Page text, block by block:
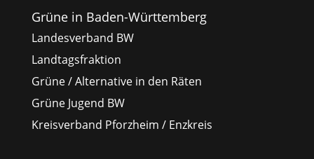
Grüne in Baden-Württemberg
Landesverband BW
Landtagsfraktion
Grüne / Alternative in den Räten
Grüne Jugend BW
Kreisverband Pforzheim / Enzkreis